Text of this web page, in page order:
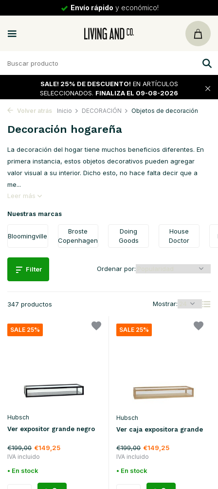
30 díasde vuelta
SALE! 25% DE DESCUENTO! EN ARTÍCULOS
SELECCIONADOS. FINALIZA EL 09-08-2026
Volver atrás Inicio DECORACIÓN Objetos de decoración
Decoración hogareña
La decoración del hogar tiene muchos beneficios diferentes. En
primera instancia, estos objetos decorativos pueden agregar
valor visual a su interior. Dicho esto, no hace falta decir que a
me...
Leer más
Nuestras marcas
Bloomingville
Broste
Copenhagen
Doing
Goods
House
Doctor
Filter
347 productos Mostrar:
Ordenar por:
SALE 25%
Hubsch
Ver expositor grande negro
€199,00 €149,25
IVA incluido
• En stock
SALE 25%
Hubsch
Ver caja expositora grande
€199,00 €149,25
IVA incluido
• En stock